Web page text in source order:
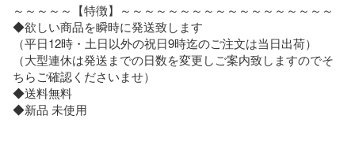
～～～～～【特徴】～～～～～～～～～～～～～～～～～～
◆欲しい商品を瞬時に発送致します
（平日12時・土日以外の祝日9時迄のご注文は当日出荷）
（大型連休は発送までの日数を変更しご案内致しますのでそ
ちらご確認くださいませ）
◆送料無料
◆新品 未使用